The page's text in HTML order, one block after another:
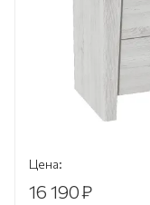
Цена:
16 190₽